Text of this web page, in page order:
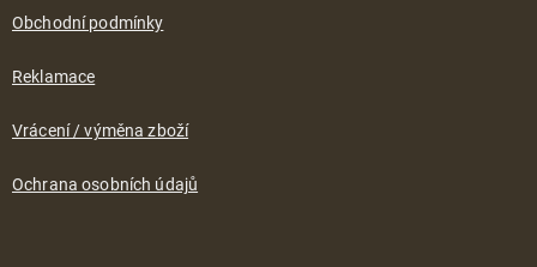
Obchodní podmínky
Reklamace
Vrácení / výměna zboží
Ochrana osobních údajů